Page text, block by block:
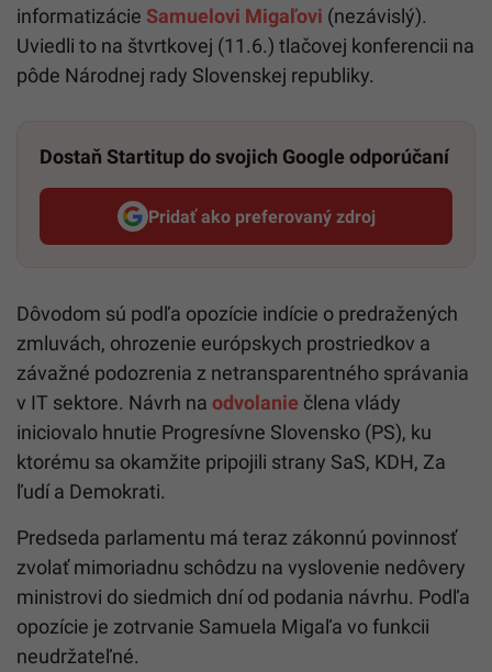
informatizácie Samuelovi Migaľovi (nezávislý).
Uviedli to na štvrtkovej (11.6.) tlačovej konferencii na
pôde Národnej rady Slovenskej republiky.
Dostaň Startitup do svojich Google odporúčaní
Pridať ako preferovaný zdroj
Startitup, odkaz sa otvorí v
Dôvodom sú podľa opozície indície o predražených
zmluvách, ohrozenie európskych prostriedkov a
závažné podozrenia z netransparentného správania
v IT sektore. Návrh na odvolanie člena vlády
iniciovalo hnutie Progresívne Slovensko (PS), ku
ktorému sa okamžite pripojili strany SaS, KDH, Za
ľudí a Demokrati.
Predseda parlamentu má teraz zákonnú povinnosť
zvolať mimoriadnu schôdzu na vyslovenie nedôvery
ministrovi do siedmich dní od podania návrhu. Podľa
opozície je zotrvanie Samuela Migaľa vo funkcii
neudržateľné.